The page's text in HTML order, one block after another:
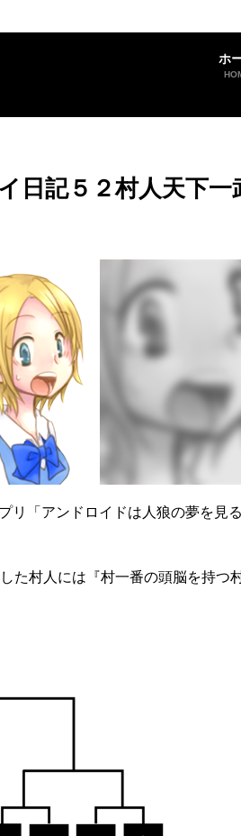
ホ
日記５２村人天下一
リ「アンドロイドは人狼の夢を見
た村人には『村一番の頭脳を持つ